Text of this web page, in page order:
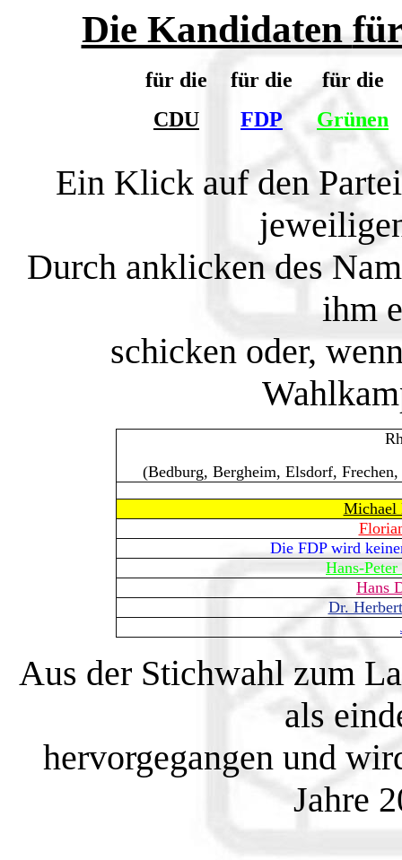
Die Kandidaten
für die für die
für die
CDU
FDP Grünen
Ein Klick auf den
Durch anklicken des
ihm
schicken oder,
(Bedburg, Bergheim, Elsdorf,
Michael
Die FDP wird
Hans-
Hans
Dr.
Aus der Stichwahl zum
als
hervorgegangen und
Jahre